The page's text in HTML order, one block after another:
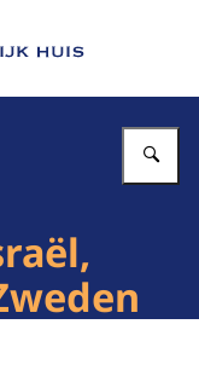
Koninklijk Huis